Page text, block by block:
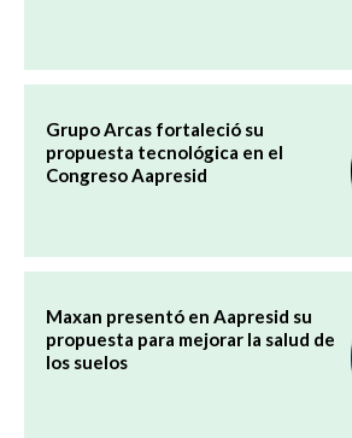
Grupo Arcas fortaleció su
propuesta tecnológica en el
Congreso Aapresid
Maxan presentó en Aapresid su
propuesta para mejorar la salud de
los suelos